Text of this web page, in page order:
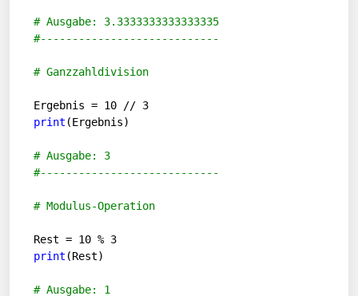
# Ausgabe: 3.3333333333333335
#----------------------------
# Ganzzahldivision
Ergebnis = 10 // 3
print (Ergebnis)
# Ausgabe: 3
#----------------------------
# Modulus-Operation
Rest = 10 % 3
print (Rest)
# Ausgabe: 1